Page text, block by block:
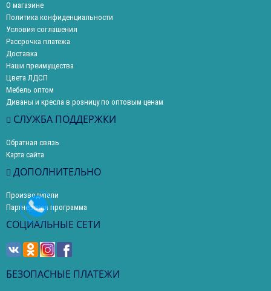
О магазине
Политика конфиденциальности
Условия соглашения
Рассрочка платежа
Доставка
Наши преимущества
Цвета ЛДСП
Мебель оптом
Диваны и кресла в розницу по оптовым ценам
СЛУЖБА ПОДДЕРЖКИ
Обратная связь
Карта сайта
ДОПОЛНИТЕЛЬНО
Производители
Партнерская программа
СОЦИАЛЬНЫЕ СЕТИ
БЕЗОПАСНЫЕ ПЛАТЕЖИ